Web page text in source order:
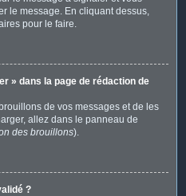
le message. En cliquant dessus,
pour le faire.
» dans la page de rédaction de
de vos messages et de les
allez dans le panneau de
des brouillons).
?